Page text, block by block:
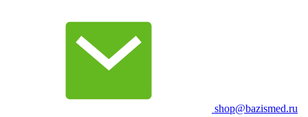
shop@bazismed.ru